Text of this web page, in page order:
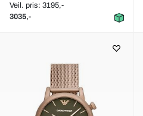
Veil. pris: 3195,-
3035,-